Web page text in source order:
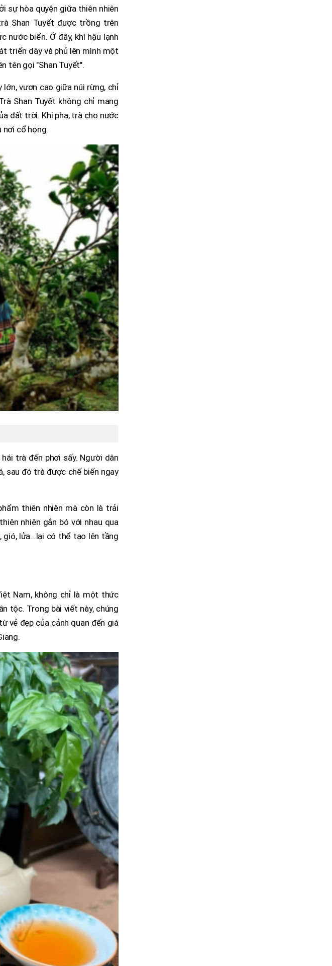
sự hòa quyện giữa thiên nhiên
Shan Tuyết được trồng trên
nước biển. Ở đây, khí hậu lạnh
triển dày và phủ lên mình một
tên gọi "Shan Tuyết".
vươn cao giữa núi rừng, chỉ
Shan Tuyết không chỉ mang
đất trời. Khi pha, trà cho nước
nơi cổ họng.
trà đến phơi sấy. Người dân
sau đó trà được chế biến ngay
thiên nhiên mà còn là trải
nhiên gắn bó với nhau qua
gió, lửa...lại có thể tạo lên tầng
Nam, không chỉ là một thức
tộc. Trong bài viết này, chúng
vẻ đẹp của cảnh quan đến giá